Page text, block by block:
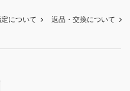
について 返品・交換について